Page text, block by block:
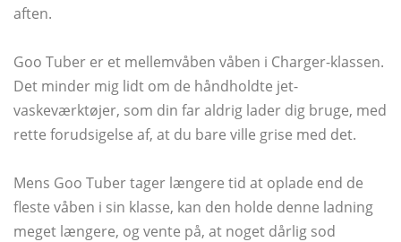
aften.
Goo Tuber er et mellemvåben våben i Charger-klassen.
Det minder mig lidt om de håndholdte jet-
vaskeværktøjer, som din far aldrig lader dig bruge, med
rette forudsigelse af, at du bare ville grise med det.
Mens Goo Tuber tager længere tid at oplade end de
fleste våben i sin klasse, kan den holde denne ladning
meget længere, og vente på, at noget dårlig sod